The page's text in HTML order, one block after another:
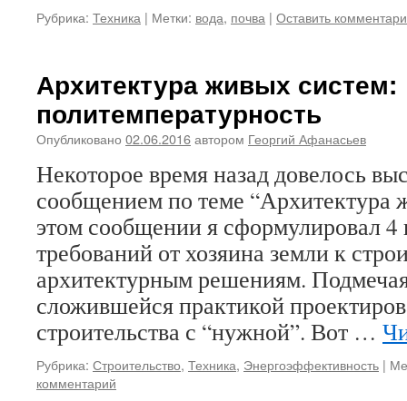
Рубрика: Техника | Метки: вода, почва | Оставить
Архитектура живых систем:
политемпературность
Опубликовано 02.06.2016автором Георгий Афанасьев
Некоторое время назад довелось
сообщением по теме “Архитектура
этом сообщении я сформулировал 4
требований от хозяина земли к
архитектурным решениям.
сложившейся практикой
строительства с “нужной”. Вот …
Рубрика: Строительство, Техника, Энергоэффективность |
комментарий